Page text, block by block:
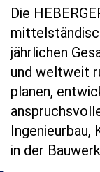
Die
jährlichen
und weltweit
planen,
Ingenieurbau,
in der